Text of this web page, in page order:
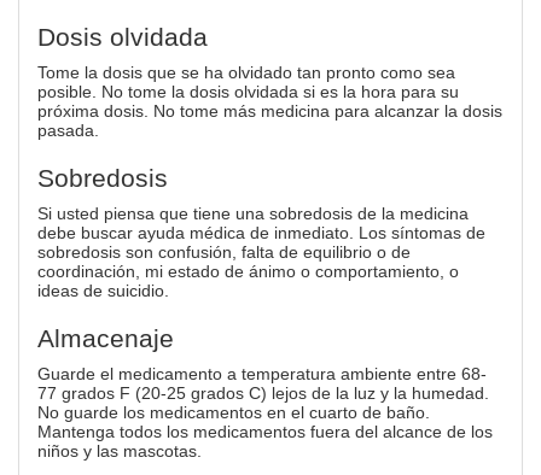
Dosis olvidada
Tome la dosis que se ha olvidado tan pronto como sea
posible. No tome la dosis olvidada si es la hora para su
próxima dosis. No tome más medicina para alcanzar la dosis
pasada.
Sobredosis
Si usted piensa que tiene una sobredosis de la medicina
debe buscar ayuda médica de inmediato. Los síntomas de
sobredosis son confusión, falta de equilibrio o de
coordinación, mi estado de ánimo o comportamiento, o
ideas de suicidio.
Almacenaje
Guarde el medicamento a temperatura ambiente entre 68-
77 grados F (20-25 grados C) lejos de la luz y la humedad.
No guarde los medicamentos en el cuarto de baño.
Mantenga todos los medicamentos fuera del alcance de los
niños y las mascotas.